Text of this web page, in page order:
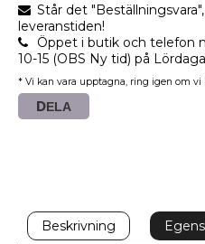
Står det
leveranstiden!
Öppet i butik och telefon
10-15 (OBS Ny tid) på
* Vi kan vara upptagna, ring igen om vi
DELA
Beskrivning